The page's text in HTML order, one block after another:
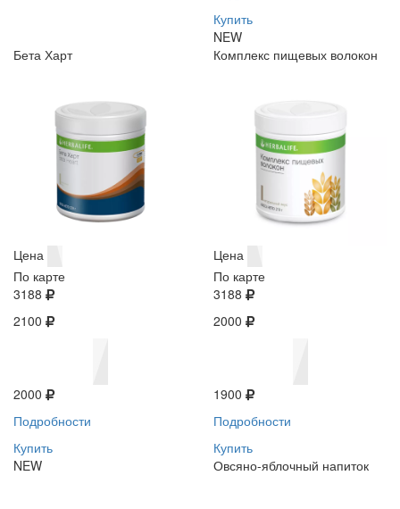
Купить
NEW
Бета Харт
Цена
По карте
3188
2100
2000
Подробности
Купить
NEW
Комплекс пищевых волокон
Цена
По карте
3188
2000
1900
Подробности
Купить
Овсяно-яблочный напиток